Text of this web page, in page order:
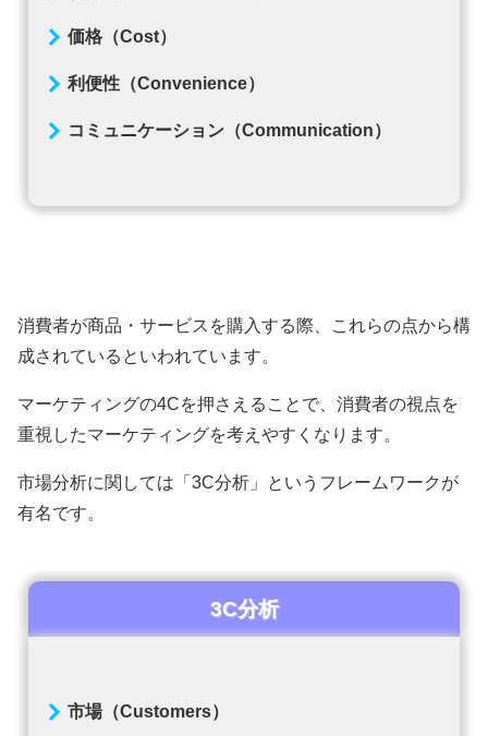
価格（Cost）
利便性（Convenience）
コミュニケーション（Communication）
消費者が商品・サービスを購入する際、これらの点から構
成されているといわれています。
マーケティングの4Cを押さえることで、消費者の視点を
重視したマーケティングを考えやすくなります。
市場分析に関しては「3C分析」というフレームワークが
有名です。
3C分析
市場（Customers）